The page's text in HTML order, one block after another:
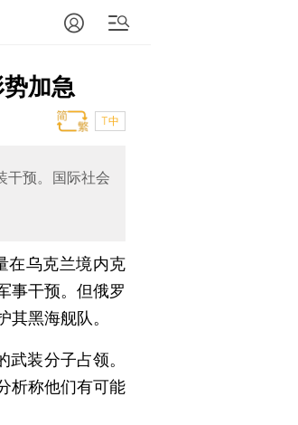
加急
T中
干预。国际社会
在乌克兰境内克
事干预。但俄罗
黑海舰队。
装分子占领。
析称他们有可能